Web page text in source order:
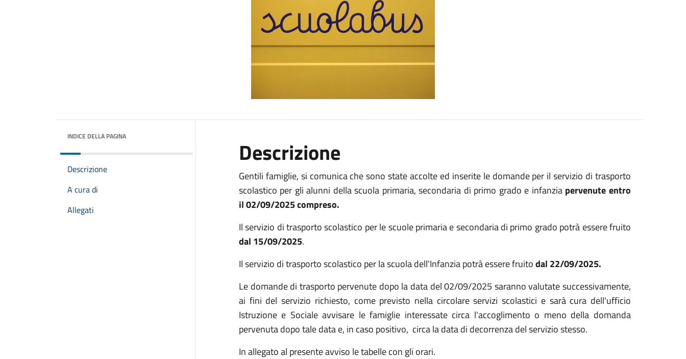
INDICE DELLA PAGINA
Descrizione
A cura di
Allegati
Descrizione
Gentili famiglie, si comunica che sono state accolte ed inserite le domande per il servizio di trasporto
scolastico per gli alunni della scuola primaria, secondaria di primo grado e infanzia pervenute entro
il02/09/2025compreso.
Il servizio di trasporto scolastico per le scuole primaria e secondaria di primo grado potrà essere fruito
dal 15/09/2025.
Il servizio di trasporto scolastico per la scuola dell'Infanzia potrà essere fruitodal 22/09/2025.
Le domande di trasporto pervenute dopo la data del02/09/2025 saranno valutate successivamente,
ai fini del servizio richiesto, come previsto nella circolare servizi scolastici e sarà cura dell'ufficio
Istruzione e Sociale avvisare le famiglie interessate circa l'accoglimento o meno della domanda
pervenuta dopo tale data e, in caso positivo, circa la data di decorrenza del servizio stesso.
In allegato al presente avviso le tabelle con gli orari.